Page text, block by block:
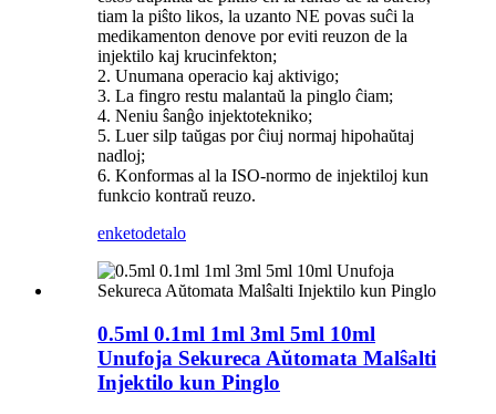
tiam la piŝto likos, la uzanto NE povas suĉi la
medikamenton denove por eviti reuzon de la
injektilo kaj krucinfekton;
2. Unumana operacio kaj aktivigo;
3. La fingro restu malantaŭ la pinglo ĉiam;
4. Neniu ŝanĝo injektotekniko;
5. Luer silp taŭgas por ĉiuj normaj hipohaŭtaj
nadloj;
6. Konformas al la ISO-normo de injektiloj kun
funkcio kontraŭ reuzo.
enketodetalo
0.5ml 0.1ml 1ml 3ml 5ml 10ml
Unufoja Sekureca Aŭtomata Malŝalti
Injektilo kun Pinglo